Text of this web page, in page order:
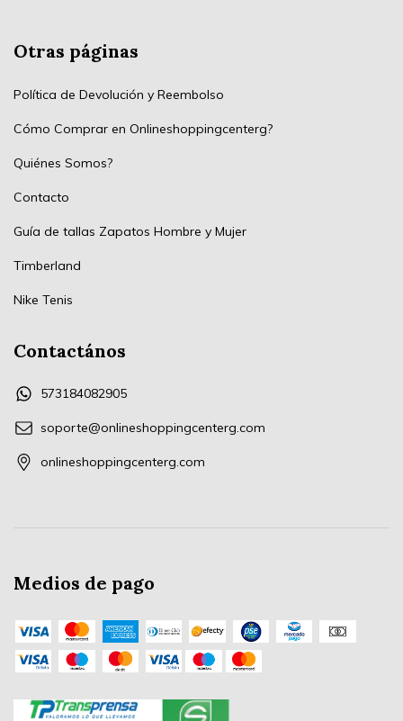
Otras páginas
Política de Devolución y Reembolso
Cómo Comprar en Onlineshoppingcenterg?
Quiénes Somos?
Contacto
Guía de tallas Zapatos Hombre y Mujer
Timberland
Nike Tenis
Contactános
573184082905
soporte@onlineshoppingcenterg.com
onlineshoppingcenterg.com
Medios de pago